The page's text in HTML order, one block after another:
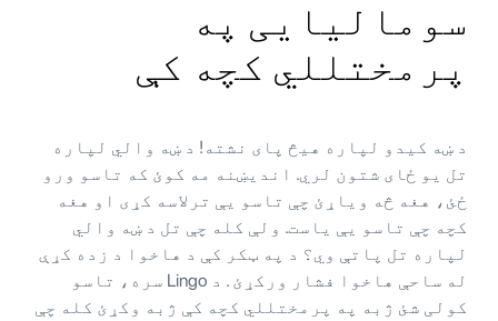
سومالیایی په
پرمختللي کچه کې
د ښه کیدو لپاره هیڅ پای نشته! د ښه والي لپاره
تل یو ځای شتون لري. اندیښنه مه کوئ که تاسو ورو
ځئ، هغه څه ویاړئ چې تاسو یې ترلاسه کړی او هغه
کچه چې تاسو یې یاست. ولې کله چې تل د ښه والي
لپاره تل پاتې وي؟ د په ټکر کې د هاخوا د زده کړې
له ساحې هاخوا فشار ورکړئ . د Lingo سره، تاسو
کولی شئ ژبه په پرمختللي کچه کې ژبه وکړئ کله چې